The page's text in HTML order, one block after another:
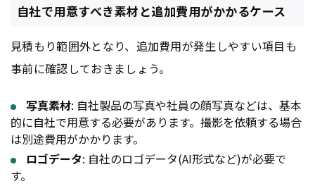
自社で用意すべき素材と追加費用がかかるケース
見積もり範囲外となり、追加費用が発生しやすい項目も
事前に確認しておきましょう。
写真素材: 自社製品の写真や社員の顔写真などは、基本
的に自社で用意する必要があります。撮影を依頼する場合
は別途費用がかかります。
ロゴデータ: 自社のロゴデータ(AI形式など)が必要で
す。